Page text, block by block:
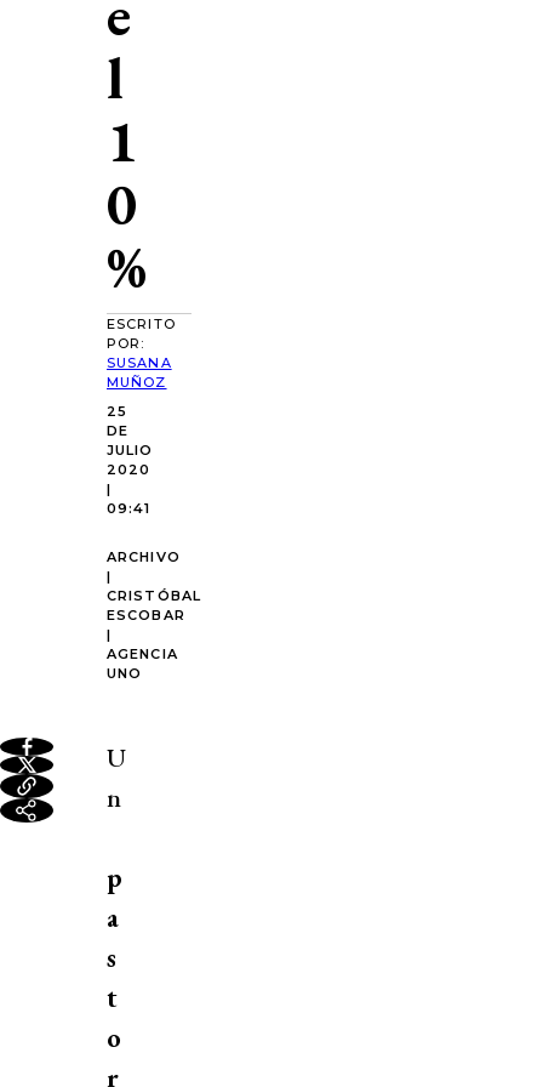
l
1
0
%
ESCRITO
POR:
SUSANA
MUÑOZ
25
DE
JULIO
2020
|
09:41
ARCHIVO
|
CRISTÓBAL
ESCOBAR
|
AGENCIA
UNO
U
n
p
a
s
t
o
r